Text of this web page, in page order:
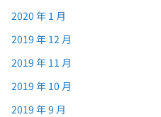
2020 年 1 月
2019 年 12 月
2019 年 11 月
2019 年 10 月
2019 年 9 月